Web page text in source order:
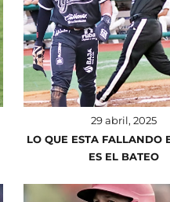
29 abril, 2025
LO QUE ESTA FALLANDO
ES EL BATEO